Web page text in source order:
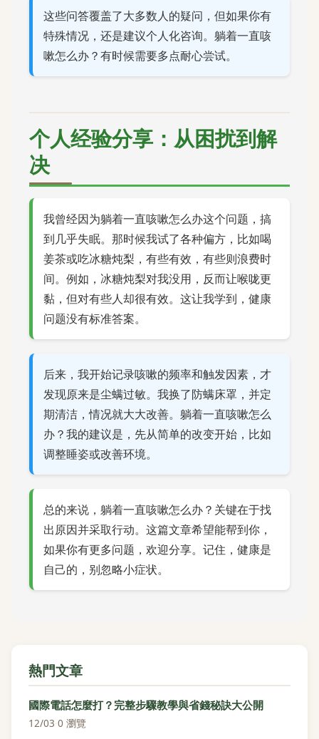
这些问答覆盖了大多数人的疑问，但如果你有
特殊情况，还是建议个人化咨询。躺着一直咳
嗽怎么办？有时候需要多点耐心尝试。
个人经验分享：从困扰到解
决
我曾经因为躺着一直咳嗽怎么办这个问题，搞
到几乎失眠。那时候我试了各种偏方，比如喝
姜茶或吃冰糖炖梨，有些有效，有些则浪费时
间。例如，冰糖炖梨对我没用，反而让喉咙更
黏，但对有些人却很有效。这让我学到，健康
问题没有标准答案。
后来，我开始记录咳嗽的频率和触发因素，才
发现原来是尘螨过敏。我换了防螨床罩，并定
期清洁，情况就大大改善。躺着一直咳嗽怎么
办？我的建议是，先从简单的改变开始，比如
调整睡姿或改善环境。
总的来说，躺着一直咳嗽怎么办？关键在于找
出原因并采取行动。这篇文章希望能帮到你，
如果你有更多问题，欢迎分享。记住，健康是
自己的，别忽略小症状。
熱門文章
國際電話怎麼打？完整步驟教學與省錢秘訣大公開
12/03·0 瀏覽